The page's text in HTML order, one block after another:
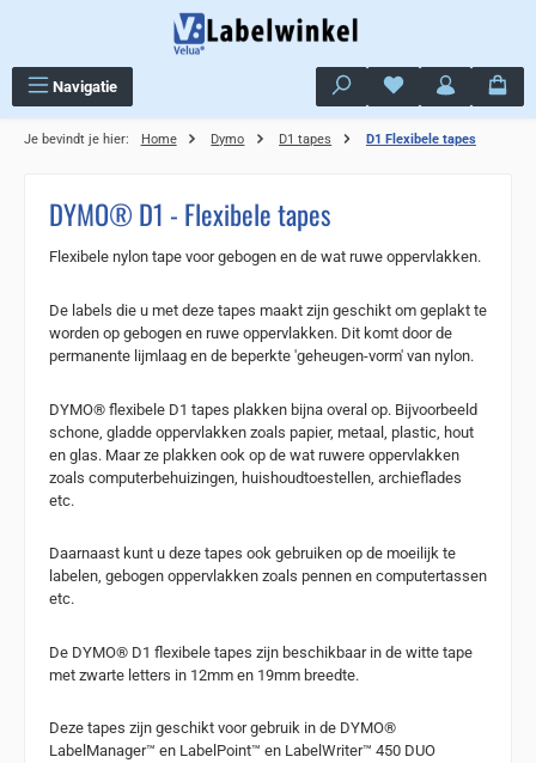
Navigatie Je hebt 0 items op
Je bevindt je hier: Home Dymo D1 tapes D1 Flexibele tapes
DYMO® D1 - Flexibele tapes
Flexibele nylon tape voor gebogen en de wat ruwe oppervlakken.
De labels die u met deze tapes maakt zijn geschikt om geplakt te
worden op gebogen en ruwe oppervlakken. Dit komt door de
permanente lijmlaag en de beperkte 'geheugen-vorm' van nylon.
DYMO® flexibele D1 tapes plakken bijna overal op. Bijvoorbeeld
schone, gladde oppervlakken zoals papier, metaal, plastic, hout
en glas. Maar ze plakken ook op de wat ruwere oppervlakken
zoals computerbehuizingen, huishoudtoestellen, archieflades
etc.
Daarnaast kunt u deze tapes ook gebruiken op de moeilijk te
labelen, gebogen oppervlakken zoals pennen en computertassen
etc.
De DYMO® D1 flexibele tapes zijn beschikbaar in de witte tape
met zwarte letters in 12mm en 19mm breedte.
Deze tapes zijn geschikt voor gebruik in de DYMO®
LabelManager™ en LabelPoint™ en LabelWriter™ 450 DUO